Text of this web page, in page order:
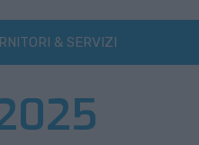
& SERVIZI